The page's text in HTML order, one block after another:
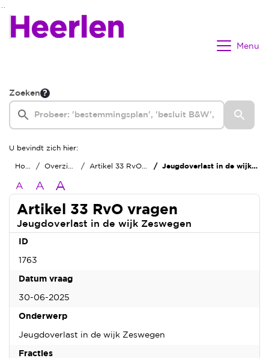
Menu
Zoeken
U bevindt zich hier:
Overzichten Artikel 33 RvO vragen Jeugdoverlast in de wijk Zeswegen
A A A
Artikel 33 RvO vragen
Jeugdoverlast in de wijk Zeswegen
ID
1763
Datum vraag
30-06-2025
Onderwerp
Jeugdoverlast in de wijk Zeswegen
Fracties